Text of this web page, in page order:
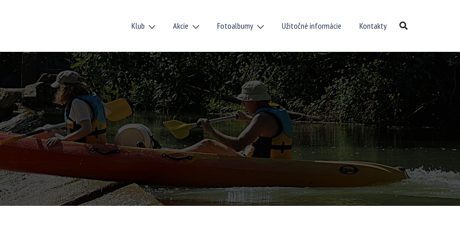
Klub Akcie Fotoalbumy Užitočné informácie Kontakty